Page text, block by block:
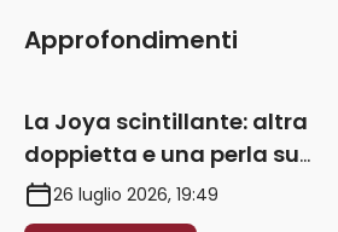
Approfondimenti
La Joya scintillante: altra
doppietta e una perla su
punizione – VIDEO
26 luglio 2026, 19:49